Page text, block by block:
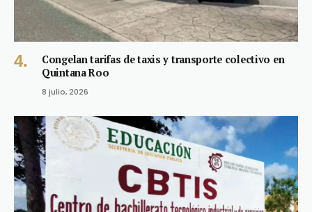
Congelan tarifas de taxis y transporte colectivo en
Quintana Roo
8 julio, 2026